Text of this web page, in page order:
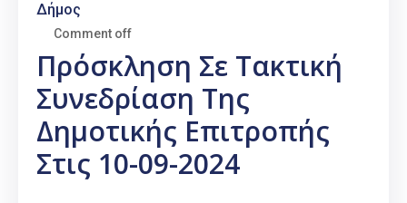
Δήμος
Comment off
Πρόσκληση Σε Τακτική
Συνεδρίαση Της
Δημοτικής Επιτροπής
Στις 10-09-2024